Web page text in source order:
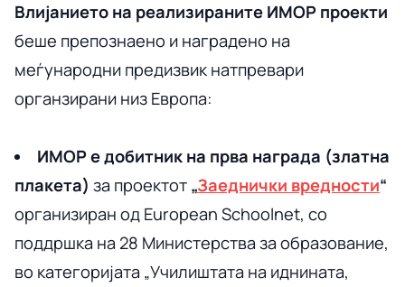
Влијанието на реализираните ИМОР проекти
беше препознаено и наградено на
меѓународни предизвик натпревари
органзирани низ Европа:
ИМОР е добитник на прва награда (златна
плакета) за проектот „Заеднички вредности“
организиран од European Schoolnet, со
поддршка на 28 Министерства за образование,
во категоријата „Училиштата на иднината,